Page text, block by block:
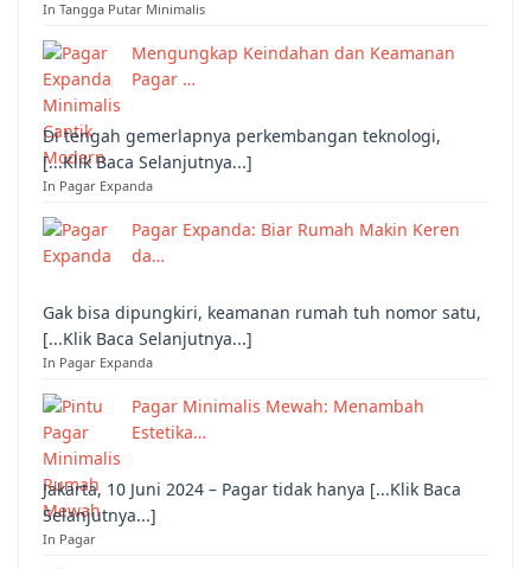
In Tangga Putar Minimalis
Mengungkap Keindahan dan Keamanan
Pagar …
Di tengah gemerlapnya perkembangan teknologi,
[...Klik Baca Selanjutnya...]
In Pagar Expanda
Pagar Expanda: Biar Rumah Makin Keren
da…
Gak bisa dipungkiri, keamanan rumah tuh nomor satu,
[...Klik Baca Selanjutnya...]
In Pagar Expanda
Pagar Minimalis Mewah: Menambah
Estetika…
Jakarta, 10 Juni 2024 – Pagar tidak hanya [...Klik Baca
Selanjutnya...]
In Pagar